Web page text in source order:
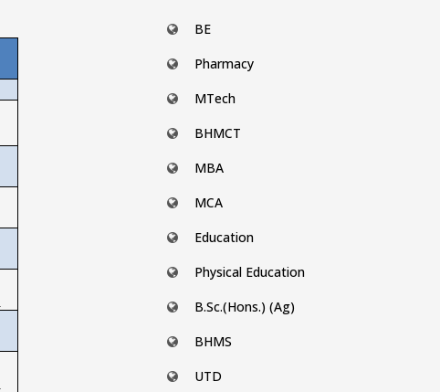
BE
Pharmacy
MTech
BHMCT
MBA
MCA
Education
Physical Education
B.Sc.(Hons.) (Ag)
BHMS
UTD